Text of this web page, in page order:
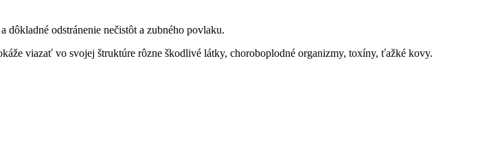
odstránenie nečistôt a zubného povlaku.
viazať vo svojej štruktúre rôzne škodlivé látky, choroboplodné organizmy, toxíny, ťažké kovy.